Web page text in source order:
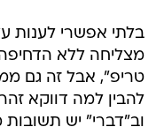
בלתי אפשרי לענות
מצליחה ללא
טריפ", אבל זה גם
להבין למה דווקא
וב"דברי" יש תשובות